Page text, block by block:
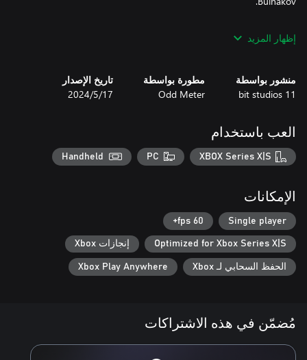
the way. Guide her to find the answers one by one before she
Odd Meter is a small, independent studio formerly based in
Moscow and now operating out of Kazakhstan. Its members put
aesthetics at the forefront and aren’t afraid to tread the fine line
of ethical norms. Their game is a great testament to that, as
إظهار المزيد
منشور بواسطة
11 bit studios
مطورة بواسطة
Odd Meter
تاريخ الإصدار
17‏/5‏/2024
العب باستخدام
XBOX Series X|S
PC
Handheld
الإمكانات
Single player
60 fps+
Optimized for Xbox Series X|S إنجازات Xbox
الحفظ السحابي لـ Xbox Xbox Play Anywhere
مُضمّن في هذه الاشتراكات